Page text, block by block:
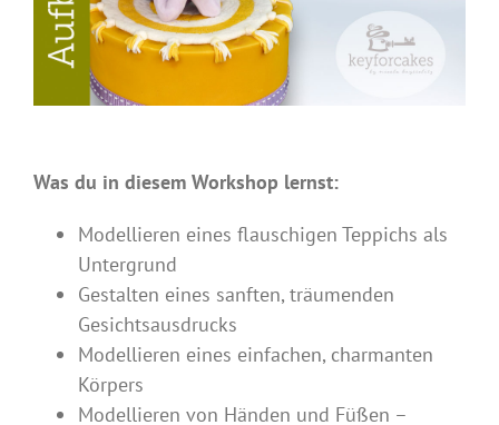
Was du in diesem Workshop lernst:
Modellieren eines flauschigen Teppichs als
Untergrund
Gestalten eines sanften, träumenden
Gesichtsausdrucks
Modellieren eines einfachen, charmanten
Körpers
Modellieren von Händen und Füßen –